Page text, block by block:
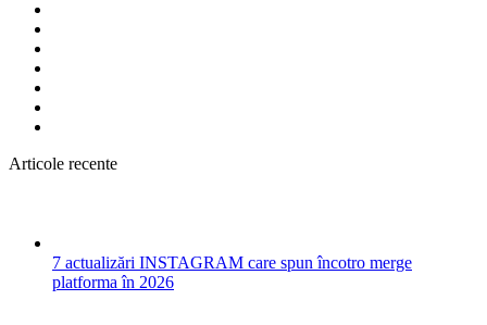
Articole recente
7 actualizări INSTAGRAM care spun încotro merge
platforma în 2026